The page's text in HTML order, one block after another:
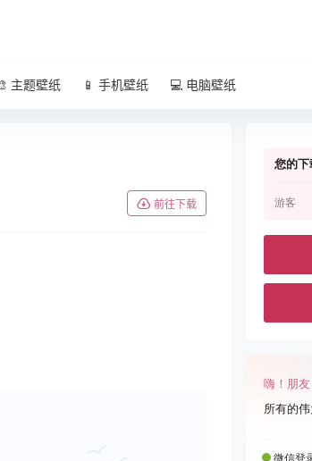
主题壁纸 📱 手机壁纸 💻 电脑壁纸
前往下载
您的下
游客
嗨！朋友
所有的
微信登